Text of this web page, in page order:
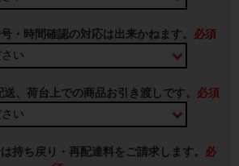
・時間確認の対応は出来かねます。 必須
、荷台上での商品お引き渡しです。 必須
持ち戻り・再配達料をご請求します。 必